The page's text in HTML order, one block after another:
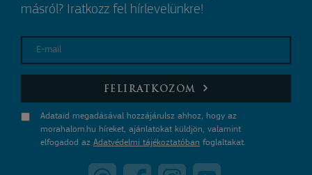
másról? Iratkozz fel hírlevelünkre!
E-mail
FELIRATKOZOM
Adataid megadásával hozzájárulsz ahhoz, hogy az
morahalom.hu híreket, ajánlatokat küldjön, valamint
elfogadod az Adatvédelmi tájékoztatóban foglaltakat.